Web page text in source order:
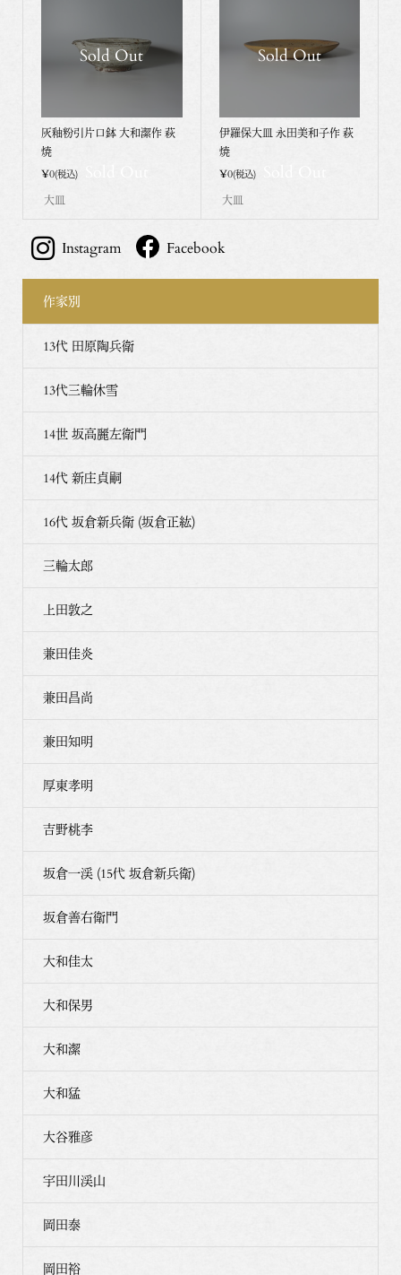
Sold Out
灰釉粉引片口鉢 大和潔作 萩
焼
¥0(税込)
大皿
Sold Out
伊羅保大皿 永田美和子作 萩
焼
¥0(税込)
大皿
Instagram Facebook
作家別
13代 田原陶兵衛
13代三輪休雪
14世 坂高麗左衛門
14代 新庄貞嗣
16代 坂倉新兵衛 (坂倉正紘)
三輪太郎
上田敦之
兼田佳炎
兼田昌尚
兼田知明
厚東孝明
吉野桃李
坂倉一渓 (15代 坂倉新兵衛)
坂倉善右衛門
大和佳太
大和保男
大和潔
大和猛
大谷雅彦
宇田川渓山
岡田泰
岡田裕